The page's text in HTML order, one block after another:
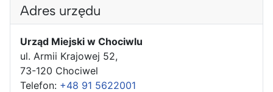
Adres urzędu
Urząd Miejski w Chociwlu
ul. Armii Krajowej 52,
73-120 Chociwel
Telefon: +48 91 5622001